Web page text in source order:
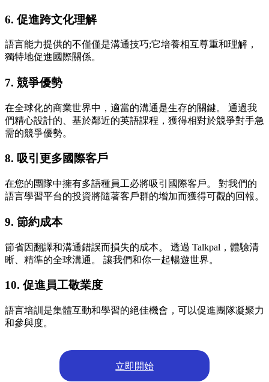
6. 促進跨文化理解
語言能力提供的不僅僅是溝通技巧;它培養相互尊重和理解，
獨特地促進國際關係。
7. 競爭優勢
在全球化的商業世界中，適當的溝通是生存的關鍵。 通過我
們精心設計的、基於鄰近的英語課程，獲得相對於競爭對手急
需的競爭優勢。
8. 吸引更多國際客戶
在您的團隊中擁有多語種員工必將吸引國際客戶。 對我們的
語言學習平台的投資將隨著客戶群的增加而獲得可觀的回報。
9. 節約成本
節省因翻譯和溝通錯誤而損失的成本。 透過 Talkpal，體驗清
晰、精準的全球溝通。 讓我們和你一起暢遊世界。
10. 促進員工敬業度
語言培訓是集體互動和學習的絕佳機會，可以促進團隊凝聚力
和參與度。
立即開始